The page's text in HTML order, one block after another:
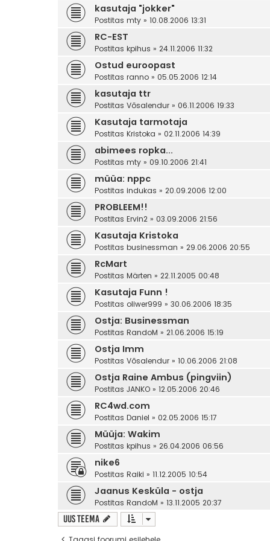
kasutaja "jokker"
Postitas mty » 10.08.2006 13:31
RC-EST
Postitas kpihus » 24.11.2006 11:32
Ostud euroopast
Postitas ranno » 05.05.2006 12:14
kasutaja ttr
Postitas Võsalendur » 06.11.2006 19:33
Kasutaja tarmotaja
Postitas Kristoka » 02.11.2006 14:39
abimees ropka...
Postitas mty » 09.10.2006 21:41
müüa: nppc
Postitas indukas » 20.09.2006 12:00
PROBLEEM!!
Postitas Ervin2 » 03.09.2006 21:56
Kasutaja Kristoka
Postitas businessman » 29.06.2006 20:55
RcMart
Postitas Märten » 22.11.2005 00:48
Kasutaja Funn !
Postitas oliwer999 » 30.06.2006 18:35
Ostja: Businessman
Postitas RandoM » 21.06.2006 15:19
Ostja Imm
Postitas Võsalendur » 10.06.2006 21:08
Ostja Raine Ambus (pingviin)
Postitas JANKO » 12.05.2006 20:46
RC4wd.com
Postitas Daniel » 02.05.2006 15:17
Müüja: Wakim
Postitas kpihus » 26.04.2006 06:56
nike6
Postitas Raiki » 11.12.2005 10:54
Jaanus Kesküla - ostja
Postitas RandoM » 13.11.2005 20:37
Uus teema